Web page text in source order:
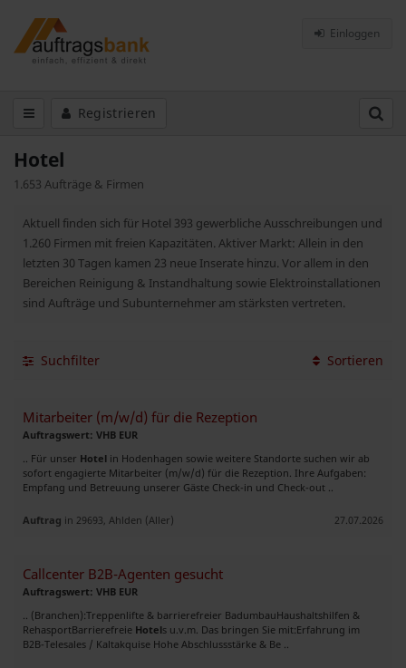
Einloggen
Registrieren
Hotel
1.653 Aufträge & Firmen
Aktuell finden sich für Hotel 393 gewerbliche Ausschreibungen und
1.260 Firmen mit freien Kapazitäten. Aktiver Markt: Allein in den
letzten 30 Tagen kamen 23 neue Inserate hinzu. Vor allem in den
Bereichen Reinigung & Instandhaltung sowie Elektroinstallationen
sind Aufträge und Subunternehmer am stärksten vertreten.
Suchfilter Sortieren
Mitarbeiter (m/w/d) für die Rezeption
Auftragswert: VHB EUR
.. Für unser Hotel in Hodenhagen sowie weitere Standorte suchen wir ab
sofort engagierte Mitarbeiter (m/w/d) für die Rezeption. Ihre Aufgaben:
Empfang und Betreuung unserer Gäste Check-in und Check-out ..
Auftrag in 29693, Ahlden (Aller) 27.07.2026
Callcenter B2B-Agenten gesucht
Auftragswert: VHB EUR
.. (Branchen):Treppenlifte & barrierefreier BadumbauHaushaltshilfen &
RehasportBarrierefreie Hotels u.v.m. Das bringen Sie mit:Erfahrung im
B2B-Telesales / Kaltakquise Hohe Abschlussstärke & Be ..